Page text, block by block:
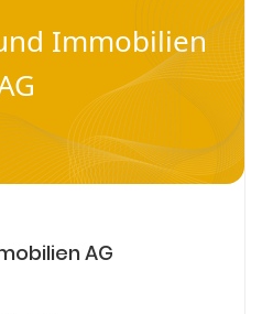
Immobilien
AG